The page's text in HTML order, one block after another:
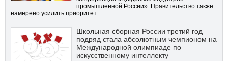
промышленной России». Правительство также
намерено усилить приоритет …
Школьная сборная России третий год
подряд стала абсолютным чемпионом на
Международной олимпиаде по
искусственному интеллекту